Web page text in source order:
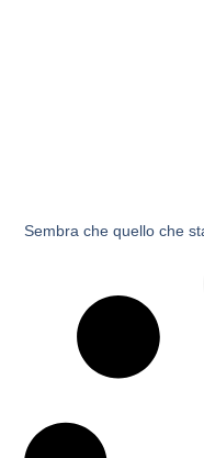
Sembra che quello che